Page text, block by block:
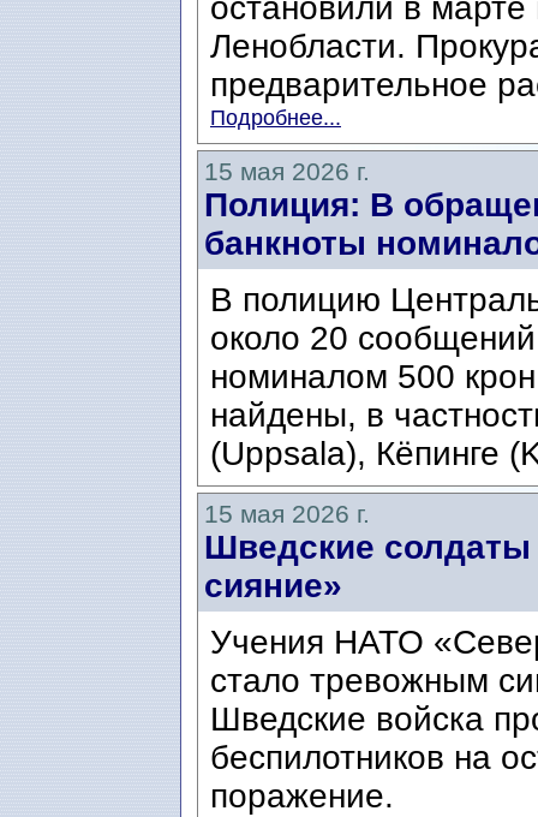
остановили в
Ленобласти.
предварительное
Подробнее...
15 мая 2026 г.
Полиция: В
банкноты
В полицию
около 20
номиналом 500
найдены, в
(Uppsala), Кёпинге
15 мая 2026 г.
Шведские
сияние»
Учения НАТО
стало тревожным
Шведские войска
беспилотников на
поражение.